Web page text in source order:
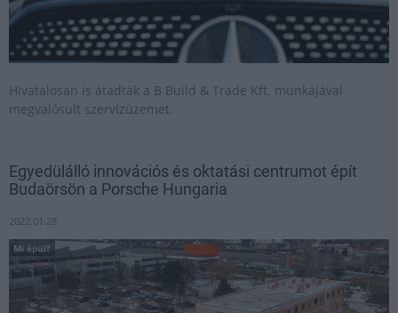
Hivatalosan is átadták a B Build & Trade Kft. munkájával
megvalósult szervizüzemet.
Egyedülálló innovációs és oktatási centrumot épít
Budaörsön a Porsche Hungaria
2022.01.28
Mi épül?